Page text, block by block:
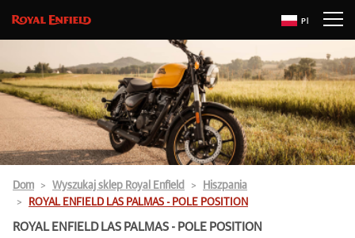
Pl
Dom Wyszukaj sklep Royal Enfield
Hiszpania
ROYAL ENFIELD LAS PALMAS - POLE POSITION
ROYAL ENFIELD LAS PALMAS - POLE POSITION